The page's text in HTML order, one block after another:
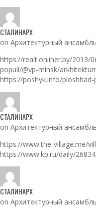
СТАЛИНАРХ
on Архитектурный
https://realt.onliner.by/2013/
populi/@vp-minsk/
https://poshyk.info/
СТАЛИНАРХ
on Архитектурный
https://www.the-village.me/
https://www.kp.ru/daily/
СТАЛИНАРХ
on Архитектурный